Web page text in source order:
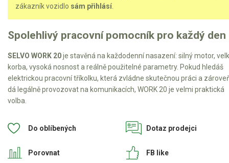
zákazník vozidlo sám přihlásí
Spolehlivý pracovní pomocník pro každý den
SELVO WORK 20je stavěná na každodenní nasazení: silný motor,
korba, vysoká nosnost a reálně použitelné parametry. Pokud hledáš
elektrickou pracovní tříkolku, která zvládne skutečnou práci a
dá legálně provozovat na komunikacích, WORK 20 je velmi praktická
volba.
Do oblíbených
Porovnat
Dotaz prodejci
FB like